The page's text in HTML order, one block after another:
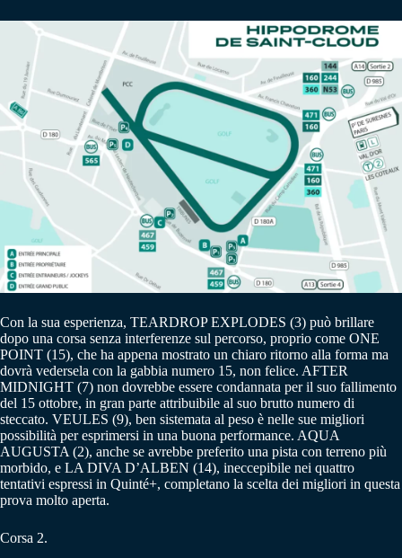
Con la sua esperienza, TEARDROP EXPLODES (3) può brillare
dopo una corsa senza interferenze sul percorso, proprio come ONE
POINT (15), che ha appena mostrato un chiaro ritorno alla forma ma
dovrà vedersela con la gabbia numero 15, non felice. AFTER
MIDNIGHT (7) non dovrebbe essere condannata per il suo fallimento
del 15 ottobre, in gran parte attribuibile al suo brutto numero di
steccato. VEULES (9), ben sistemata al peso è nelle sue migliori
possibilità per esprimersi in una buona performance. AQUA
AUGUSTA (2), anche se avrebbe preferito una pista con terreno più
morbido, e LA DIVA D’ALBEN (14), ineccepibile nei quattro
tentativi espressi in Quinté+, completano la scelta dei migliori in questa
prova molto aperta.
Corsa 2.